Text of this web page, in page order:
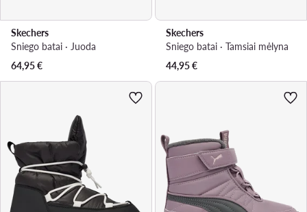
Skechers
Sniego batai · Juoda
64,95€
Skechers
Sniego batai · Tamsiai mėlyna
44,95€